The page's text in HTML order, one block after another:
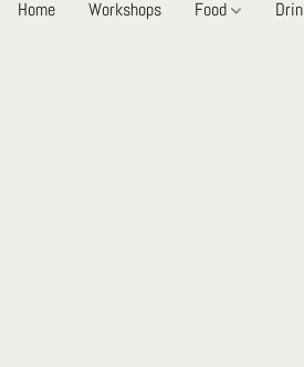
Home Workshops Food